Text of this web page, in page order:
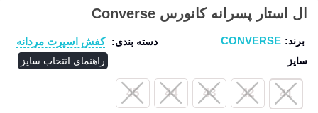
ال استار پسرانه کانورس Converse
برند: CONVERSE دسته بندی: کفش اسپرت مردانه
سایز راهنمای انتخاب سایز
41
42
43
44
45